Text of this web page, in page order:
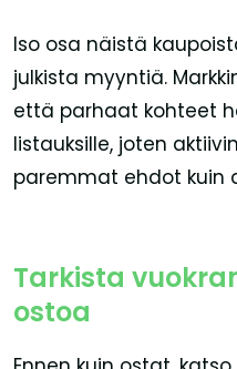
Iso osa näistä
julkista myyntiä.
että parhaat kohteet
listauksille, joten
paremmat ehdot kuin
Tarkista
ostoa